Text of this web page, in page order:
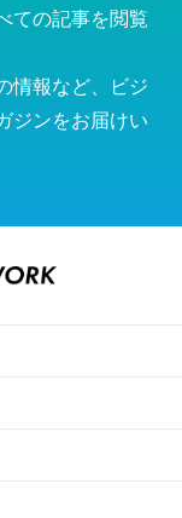
ての記事を閲覧
情報など、ビジ
ジンをお届けい